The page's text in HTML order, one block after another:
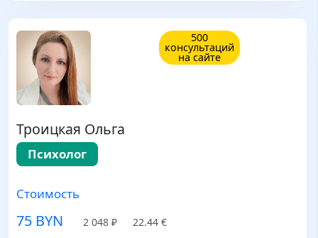
500
консультаций
на сайте
Троицкая Ольга
Психолог
Стоимость
75 BYN 2 048 ₽ 22.44 €